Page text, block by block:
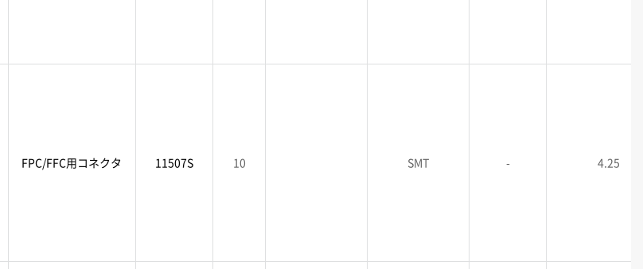
FPC/FFC用コネクタ 11507S 10 SMT - 4.25